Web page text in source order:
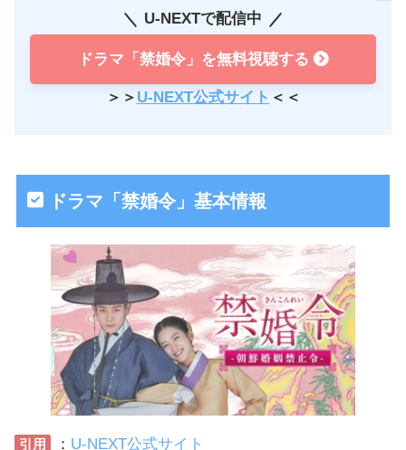
U-NEXTで配信中
ドラマ「禁婚令」を無料視聴する
＞＞ U-NEXT公式サイト ＜＜
ドラマ「禁婚令」基本情報
引用 ： U-NEXT公式サイト